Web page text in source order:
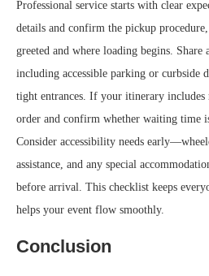
Professional service starts with clear
details and confirm the pickup
greeted and where loading begins. Share
including accessible parking or curbside
tight entrances. If your itinerary
order and confirm whether waiting time
Consider accessibility needs
assistance, and any special
before arrival. This checklist keeps
helps your event flow smoothly.
Conclusion